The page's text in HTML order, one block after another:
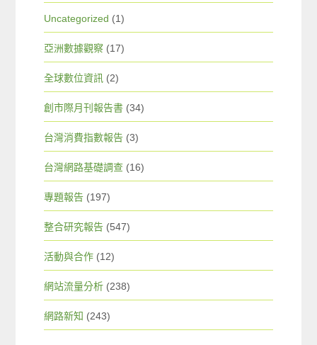
Uncategorized (1)
亞洲數據觀察 (17)
全球數位資訊 (2)
創市際月刊報告書 (34)
台灣消費指數報告 (3)
台灣網路基礎調查 (16)
專題報告 (197)
整合研究報告 (547)
活動與合作 (12)
網站流量分析 (238)
網路新知 (243)